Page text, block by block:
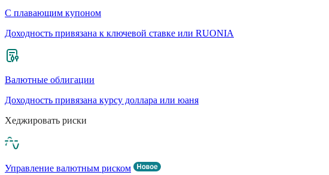
С плавающим купоном
Доходность привязана к ключевой ставке или RUONIA
Валютные облигации
Доходность привязана курсу доллара или юаня
Хеджировать риски
Управление валютным риском